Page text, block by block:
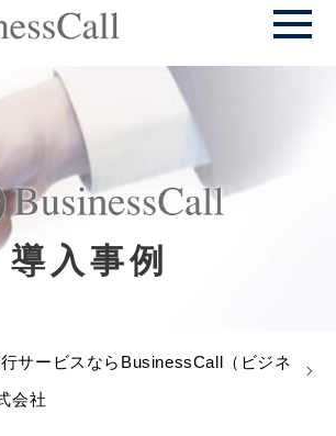
導入事例
サービスならBusinessCall（ビジネ
会社